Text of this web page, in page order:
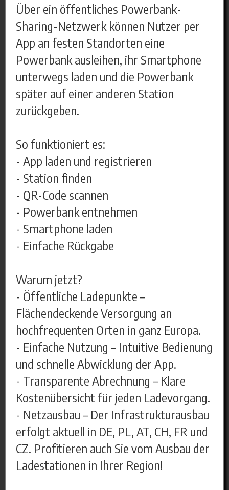
Über ein öffentliches Powerbank-
Sharing-Netzwerk können Nutzer per
App an festen Standorten eine
Powerbank ausleihen, ihr Smartphone
unterwegs laden und die Powerbank
später auf einer anderen Station
zurückgeben.
So funktioniert es:
- App laden und registrieren
- Station finden
- QR-Code scannen
- Powerbank entnehmen
- Smartphone laden
- Einfache Rückgabe
Warum jetzt?
- Öffentliche Ladepunkte –
Flächendeckende Versorgung an
hochfrequenten Orten in ganz Europa.
- Einfache Nutzung – Intuitive Bedienung
und schnelle Abwicklung der App.
- Transparente Abrechnung – Klare
Kostenübersicht für jeden Ladevorgang.
- Netzausbau – Der Infrastrukturausbau
erfolgt aktuell in DE, PL, AT, CH, FR und
CZ. Profitieren auch Sie vom Ausbau der
Ladestationen in Ihrer Region!